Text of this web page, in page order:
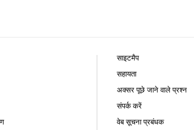
साइटमैप
सहायता
अक्सर पूछे जाने वाले प्रश्न
संपर्क करें
वेब सूचना प्रबंधक